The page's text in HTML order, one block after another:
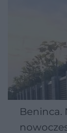
Beninca.